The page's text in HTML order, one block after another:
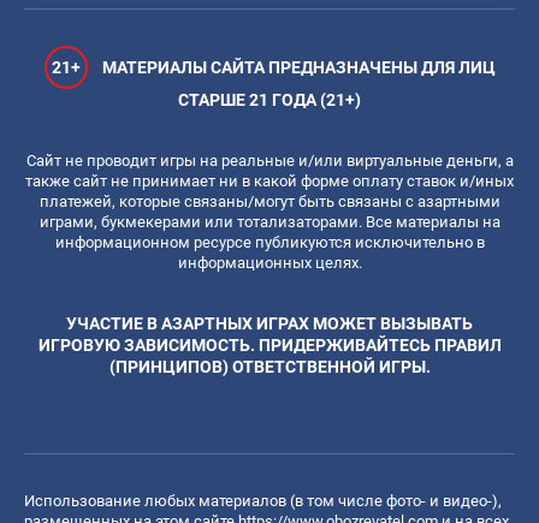
21+
МАТЕРИАЛЫ САЙТА ПРЕДНАЗНАЧЕНЫ ДЛЯ ЛИЦ
СТАРШЕ 21 ГОДА (21+)
Сайт не проводит игры на реальные и/или виртуальные деньги, а
также сайт не принимает ни в какой форме оплату ставок и/иных
платежей, которые связаны/могут быть связаны с азартными
играми, букмекерами или тотализаторами. Все материалы на
информационном ресурсе публикуются исключительно в
информационных целях.
УЧАСТИЕ В АЗАРТНЫХ ИГРАХ МОЖЕТ ВЫЗЫВАТЬ
ИГРОВУЮ ЗАВИСИМОСТЬ. ПРИДЕРЖИВАЙТЕСЬ ПРАВИЛ
(ПРИНЦИПОВ) ОТВЕТСТВЕННОЙ ИГРЫ.
Использование любых материалов (в том числе фото- и видео-),